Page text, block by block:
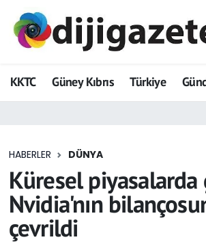
KKTC Güney Kıbrıs Türkiye
HABERLER DÜNYA
Küresel
Nvidia'nın
çevrildi
ADVERTORIAL
Dijigazete
Eğitim
Ekonomi
Foto Galeri
Hava Durumu
Trafik Durumu
Tüm Manşetler
Son Dakika Haberleri
Haber Arşivi